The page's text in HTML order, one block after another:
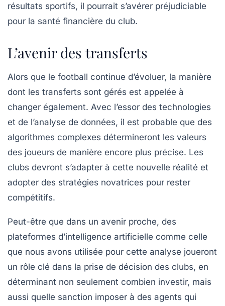
résultats sportifs, il pourrait s’avérer préjudiciable
pour la santé financière du club.
L’avenir des transferts
Alors que le football continue d’évoluer, la manière
dont les transferts sont gérés est appelée à
changer également. Avec l’essor des technologies
et de l’analyse de données, il est probable que des
algorithmes complexes détermineront les valeurs
des joueurs de manière encore plus précise. Les
clubs devront s’adapter à cette nouvelle réalité et
adopter des stratégies novatrices pour rester
compétitifs.
Peut-être que dans un avenir proche, des
plateformes d’intelligence artificielle comme celle
que nous avons utilisée pour cette analyse joueront
un rôle clé dans la prise de décision des clubs, en
déterminant non seulement combien investir, mais
aussi quelle sanction imposer à des agents qui